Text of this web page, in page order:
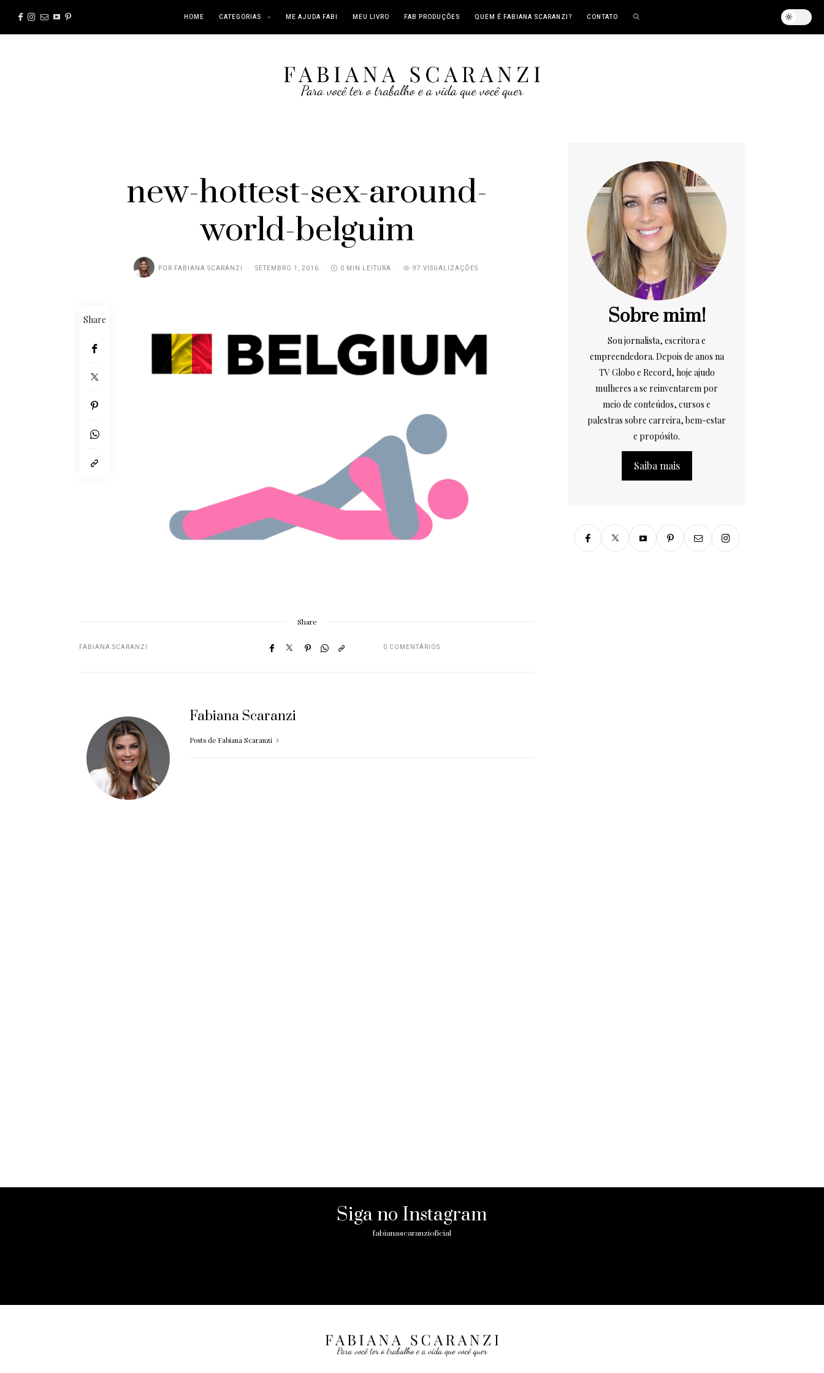
HOME CATEGORIAS ME AJUDA FABI MEU LIVRO FAB PRODUÇÕES QUEM É FABIANA SCARANZI? CONTATO
new-hottest-sex-around-
world-belguim
POR FABIANA SCARANZI SETEMBRO 1, 2016 0 MIN LEITURA 97 VISUALIZAÇÕES
Share
Share
FABIANA SCARANZI 0 COMENTÁRIOS
Fabiana Scaranzi
Posts de Fabiana Scaranzi
Sobre mim!
Sou jornalista, escritora e
empreendedora. Depois de anos na
TV Globo e Record, hoje ajudo
mulheres a se reinventarem por
meio de conteúdos, cursos e
palestras sobre carreira, bem-estar
e propósito.
Saiba mais
Siga no Instagram
fabianascaranzioficial